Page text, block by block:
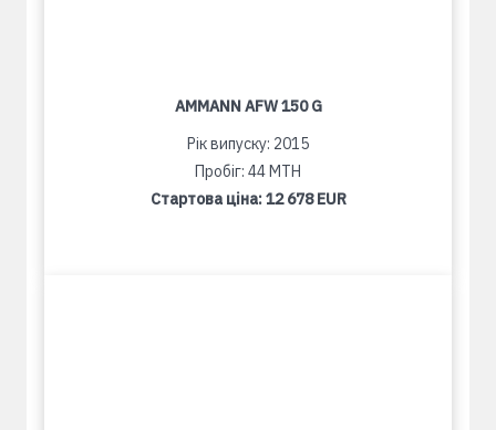
AMMANN AFW 150 G
Рік випуску: 2015
Пробіг: 44 MTH
Стартова ціна:12 678 EUR